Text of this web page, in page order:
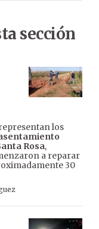
sección
los
Rosa,
a reparar
30